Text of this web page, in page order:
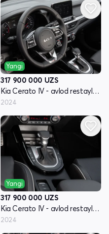
Yangi
317 900 000 UZS
Kia Cerato IV - avlod restayling
2024
Yangi
317 900 000 UZS
Kia Cerato IV - avlod restayling
2024